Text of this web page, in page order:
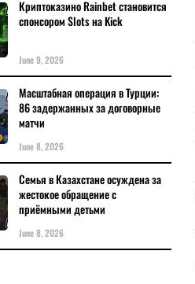
Криптоказино Rainbet становится
спонсором Slots на Kick
June 9, 2026
Масштабная операция в Турции:
86 задержанных за договорные
матчи
June 8, 2026
Семья в Казахстане осуждена за
жестокое обращение с
приёмными детьми
June 8, 2026